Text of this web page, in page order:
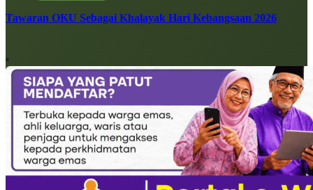
Tawaran OKU Sebagai Khalayak Hari Kebangsaan 2026